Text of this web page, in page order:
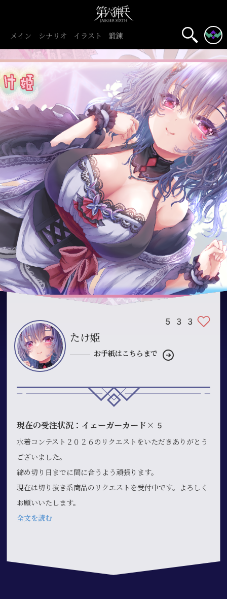
メイン シナリオ イラスト 鍛錬
533
たけ姫
お手紙はこちらまで
現在の受注状況：イェーガーカード×5
水着コンテスト２０２６のリクエストをいただきありがとう
ございました。
締め切り日までに間に合うよう頑張ります。
現在は切り抜き系商品のリクエストを受付中です。よろしく
お願いいたします。
全文を読む